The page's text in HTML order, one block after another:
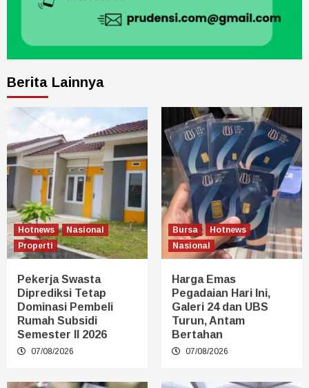
Berita Lainnya
Hotnews
Nasional
Properti
Pekerja Swasta
Diprediksi Tetap
Dominasi Pembeli
Rumah Subsidi
Semester II 2026
07/08/2026
Bursa
Hotnews
Nasional
Harga Emas
Pegadaian Hari Ini,
Galeri 24 dan UBS
Turun, Antam
Bertahan
07/08/2026